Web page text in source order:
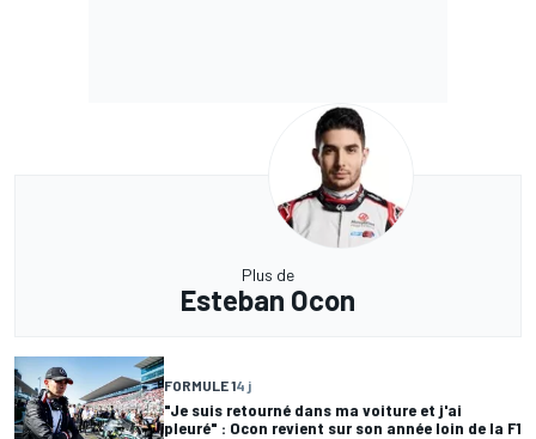
Plus de
Esteban Ocon
FORMULE 14 j
"Je suis retourné dans ma voiture et j'ai
pleuré" : Ocon revient sur son année loin de la F1